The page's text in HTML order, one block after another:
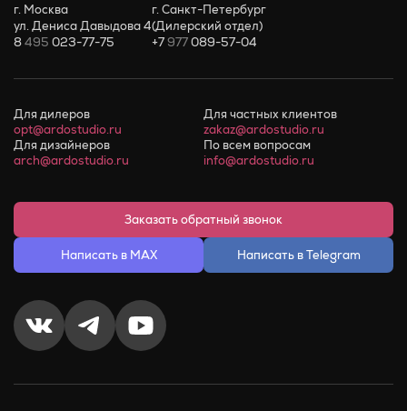
г. Москва
ул. Дениса Давыдова 4
8495 023-77-75
г. Санкт-Петербург
(Дилерский отдел)
+7977089-57-04
Для дилеров
opt@ardostudio.ru
Для частных клиентов
zakaz@ardostudio.ru
Для дизайнеров
arch@ardostudio.ru
По всем вопросам
info@ardostudio.ru
Заказать обратный звонок
Написать в MAX Написать в Telegram